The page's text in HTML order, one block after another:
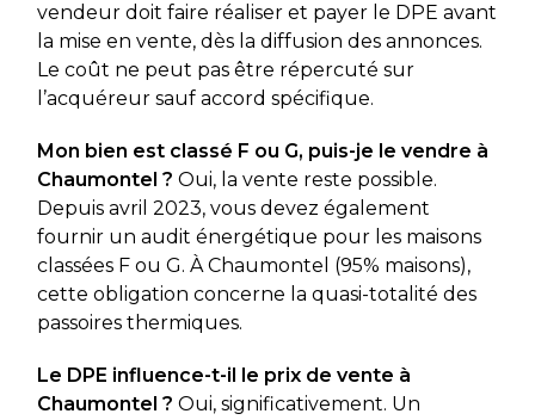
vendeur doit faire réaliser et payer le DPE avant
la mise en vente, dès la diffusion des annonces.
Le coût ne peut pas être répercuté sur
l’acquéreur sauf accord spécifique.
Mon bien est classé F ou G, puis-je le vendre à
Chaumontel ? Oui, la vente reste possible.
Depuis avril 2023, vous devez également
fournir un audit énergétique pour les maisons
classées F ou G. À Chaumontel (95% maisons),
cette obligation concerne la quasi-totalité des
passoires thermiques.
Le DPE influence-t-il le prix de vente à
Chaumontel ? Oui, significativement. Un